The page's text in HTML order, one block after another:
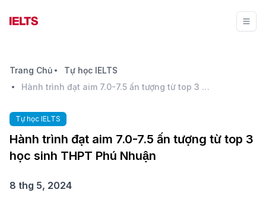
Trang Chủ
Tự học IELTS
Hành trình đạt aim 7.0-7.5 ấn tượng từ top 3 học sinh THPT Phú Nhuận
Tự học IELTS
Hành trình đạt aim 7.0-7.5 ấn tượng từ top 3
học sinh THPT Phú Nhuận
8 thg 5, 2024